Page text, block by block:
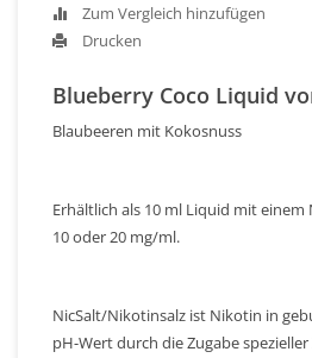
Zum Vergleich hinzufügen
Drucken
Blueberry Coco Liquid
Blaubeeren mit Kokosnuss
Erhältlich als 10 ml Liquid mit
10 oder 20 mg/ml.
NicSalt/Nikotinsalz ist Nikotin in
pH-Wert durch die Zugabe